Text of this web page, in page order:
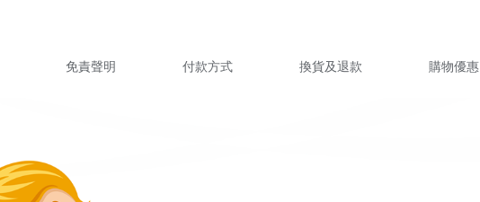
免責聲明 付款方式 換貨及退款 購物優惠